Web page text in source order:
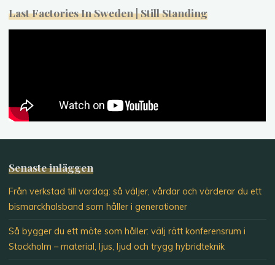
Last Factories In Sweden | Still Standing
Senaste inläggen
Från verkstad till vardag: så väljer, vårdar och värderar du ett
bismarckhalsband som håller i generationer
Så bygger du ett möte som håller: välj rätt konferensrum i
Stockholm – material, ljus, ljud och trygg hybridteknik